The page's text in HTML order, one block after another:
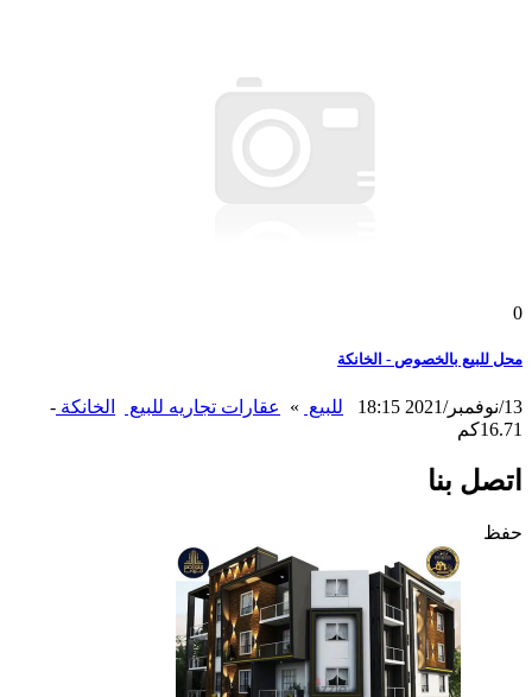
0
محل للبيع بالخصوص - الخانكة
13/نوفمبر/2021 18:15 للبيع » عقارات تجاريه للبيع الخانكة -
16.71كم
اتصل بنا
حفظ